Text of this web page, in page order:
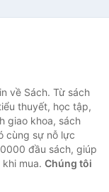
về Sách. Từ sách
thuyết, học tập,
giao khoa, sách
cùng sự nỗ lực
đầu sách, giúp
mua. Chúng tôi